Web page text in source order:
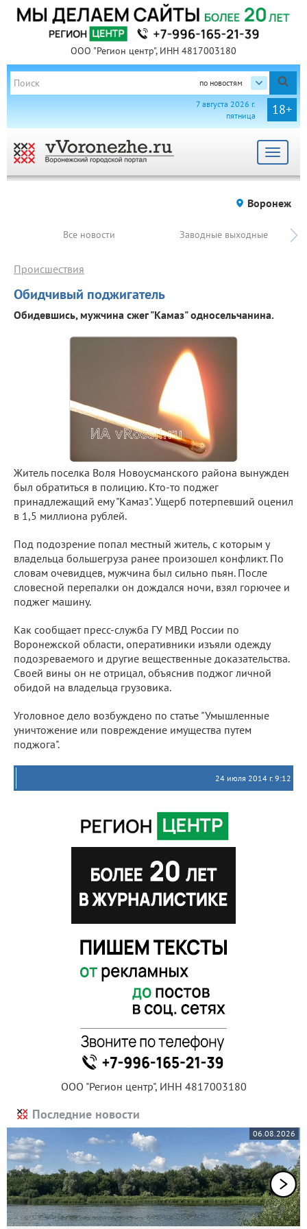
ООО "Регион центр", ИНН 4817003180
по новостям
18+
7 августа 2026 г.
пятница
Toggle
Воронеж
Все новости Заводные выходные
Обидчивый поджигатель
Происшествия
Обидевшись, мужчина сжег "Камаз" односельчанина.
Житель поселка Воля Новоусманского района вынужден
был обратиться в полицию. Кто-то поджег
принадлежащий ему "Камаз". Ущерб потерпевший оценил
в 1,5 миллиона рублей.
Под подозрение попал местный житель, с которым у
владельца большегруза ранее произошел конфликт. По
словам очевидцев, мужчина был сильно пьян. После
словесной перепалки он дождался ночи, взял горючее и
поджег машину.
Как сообщает пресс-служба ГУ МВД России по
Воронежской области, оперативники изъяли одежду
подозреваемого и другие вещественные доказательства.
Своей вины он не отрицал, объяснив поджог личной
обидой на владельца грузовика.
Уголовное дело возбуждено по статье "Умышленные
уничтожение или повреждение имущества путем
поджога".
24 июля 2014 г. 9:12
ООО "Регион центр", ИНН 4817003180
Последние новости
06.08.2026